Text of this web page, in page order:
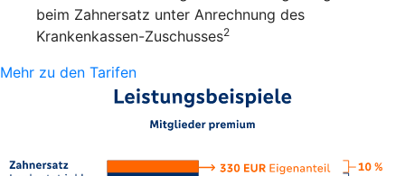
beim Zahnersatz unter Anrechnung des
Krankenkassen-Zuschusses2
Mehr zu den Tarifen